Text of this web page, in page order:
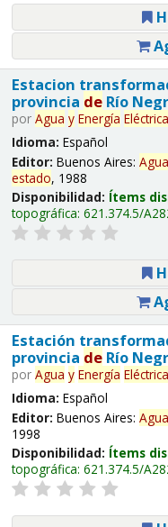
Estacion
provincia deRío
por Agua y Energía
Idioma: Español
Editor: Buenos Aires: Agua
estado, 1988
Disponibilidad: Ítems
topográfica: 621.374.5/
Estación
provincia deRío
por Agua y Energía
Idioma: Español
Editor: Buenos Aires: Agua
1998
Disponibilidad: Ítems
topográfica: 621.374.5/